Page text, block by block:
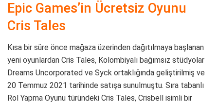
Epic Games’in Ücretsiz Oyunu
Cris Tales
Kısa bir süre önce mağaza üzerinden dağıtılmaya başlanan
yeni oyunlardan Cris Tales, Kolombiyalı bağımsız stüdyolar
Dreams Uncorporated ve Syck ortaklığında geliştirilmiş ve
20 Temmuz 2021 tarihinde satışa sunulmuştu. Sıra tabanlı
Rol Yapma Oyunu türündeki Cris Tales, Crisbell isimli bir